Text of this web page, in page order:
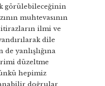
görülebileceğinin
muhtevasının
ilmi ve
dile
yanlışlığına
düzeltme
hepimiz
doğrular